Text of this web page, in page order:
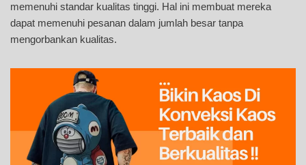
memenuhi standar kualitas tinggi. Hal ini membuat mereka
dapat memenuhi pesanan dalam jumlah besar tanpa
mengorbankan kualitas.